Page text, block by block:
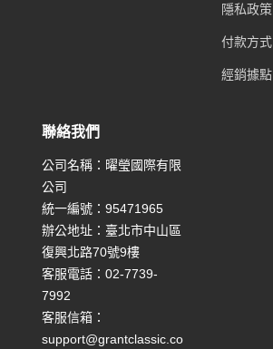
隱私政策
付款方式
經銷據點
聯絡我們
公司名稱：曜瑩國際有限
公司
統一編號：95471965
辦公地址：臺北市中山區
復興北路70號9樓
客服電話：02-7739-
7992
客服信箱：
support@grantclassic.co